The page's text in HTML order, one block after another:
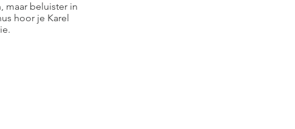
maar beluister in
hoor je Karel